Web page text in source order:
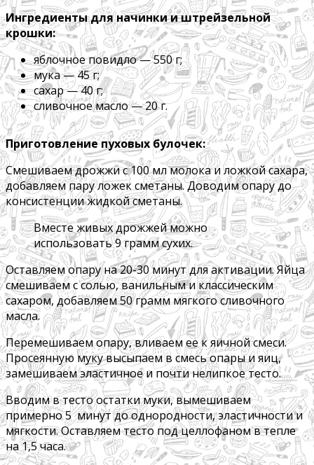
Ингредиенты для начинки и штрейзельной
крошки:
яблочное повидло — 550 г;
мука — 45 г;
сахар — 40 г;
сливочное масло — 20 г.
Приготовление пуховых булочек:
Смешиваем дрожжи с 100 мл молока и ложкой сахара,
добавляем пару ложек сметаны. Доводим опару до
консистенции жидкой сметаны.
Вместе живых дрожжей можно
использовать 9 грамм сухих.
Оставляем опару на 20-30 минут для активации. Яйца
смешиваем с солью, ванильным и классическим
сахаром, добавляем 50 грамм мягкого сливочного
масла.
Перемешиваем опару, вливаем ее к яичной смеси.
Просеянную муку высыпаем в смесь опары и яиц,
замешиваем эластичное и почти нелипкое тесто.
Вводим в тесто остатки муки, вымешиваем
примерно 5 минут до однородности, эластичности и
мягкости. Оставляем тесто под целлофаном в тепле
на 1,5 часа.